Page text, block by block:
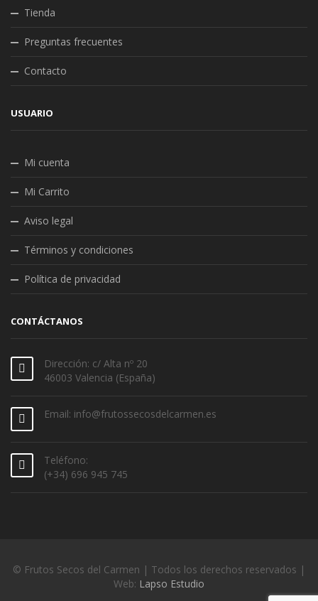
Tienda
Preguntas frecuentes
Contacto
USUARIO
Mi cuenta
Mi Carrito
Aviso legal
Términos y condiciones
Política de privacidad
CONTÁCTANOS
Dirección: c/ Alta nº 20
46003 Valencia (España)
Email: info@frutossecosdelcarmen.es
Teléfono:
(+34) 696 945 745
© Frutos Secos del Carmen | Todos los derechos reservados |
Web: Lapso Estudio